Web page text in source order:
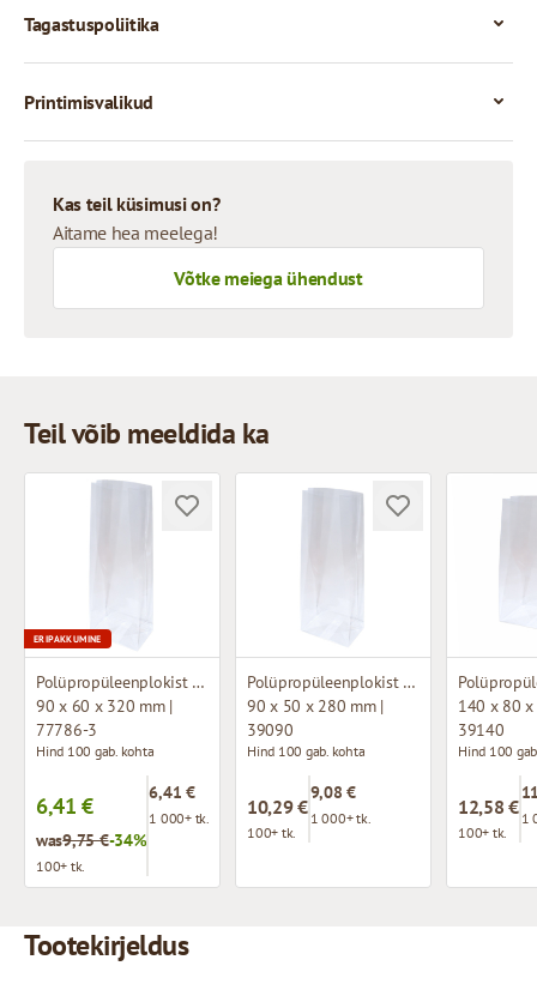
Tagastuspoliitika
Printimisvalikud
Kas teil küsimusi on?
Aitame hea meelega!
Võtke meiega ühendust
Teil võib meeldida ka
ERIPAKKUMINE
Polüpropüleenplokist alumine kott
90 x 60 x 320 mm |
77786-3
Hind 100 gab. kohta
6,41 €
was9,75 €-34%
100+ tk.
6,41 €
1 000+ tk.
Polüpropüleenplokist alumine kott
90 x 50 x 280 mm |
39090
Hind 100 gab. kohta
10,29 €
100+ tk.
9,08 €
1 000+ tk.
140 x 80
39140
Hind 100
12,58 €
100+ tk.
1
Tootekirjeldus